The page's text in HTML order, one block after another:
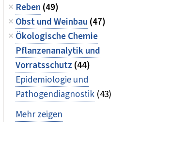
Reben (49)
Obst und Weinbau (47)
Ökologische Chemie
Pflanzenanalytik und
Vorratsschutz (44)
Epidemiologie und
Pathogendiagnostik (43)
Mehr zeigen